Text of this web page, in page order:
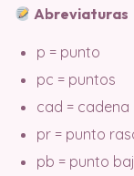
Abreviaturas
p = punto
pc = puntos
cad = cadena
pr = punto
pb = punto